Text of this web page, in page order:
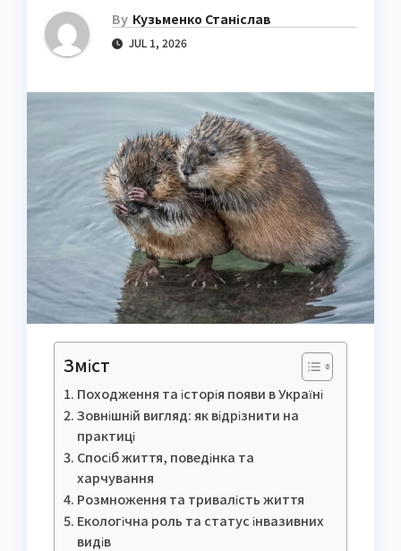
By Кузьменко Станіслав
JUL 1, 2026
Зміст
Походження та історія появи в Україні
Зовнішній вигляд: як відрізнити на
практиці
Спосіб життя, поведінка та
харчування
Розмноження та тривалість життя
Екологічна роль та статус інвазивних
видів